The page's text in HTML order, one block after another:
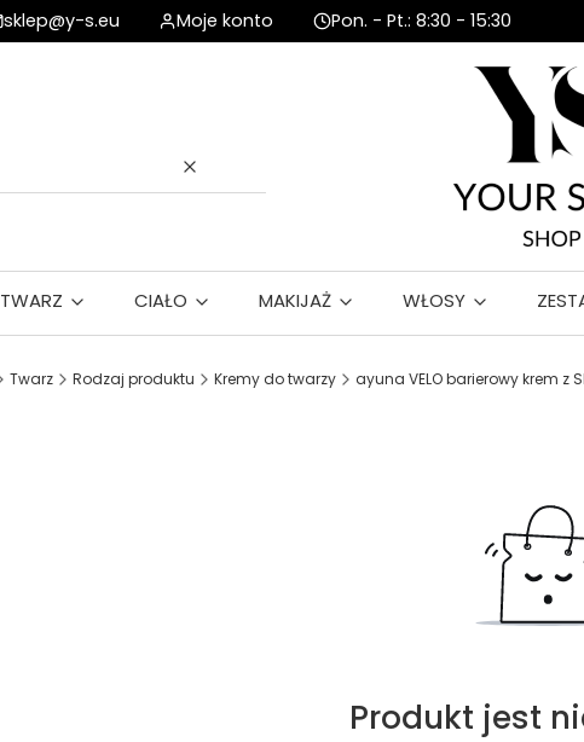
sklep@y-s.eu Moje konto Pon. - Pt.: 8:30 - 15:30
Wyczyść
TWARZ CIAŁO MAKIJAŻ WŁOSY
Twarz Rodzaj produktu Kremy do twarzy ayuna VELO barierowy krem z
Produkt jest